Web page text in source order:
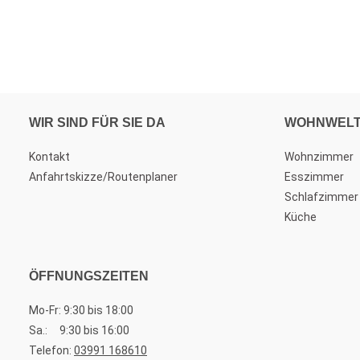
WIR SIND FÜR SIE DA
Kontakt
Anfahrtskizze/Routenplaner
Wohnzimmer
Esszimmer
Schlafzimmer
Küche
ÖFFNUNGSZEITEN
Mo-Fr: 9:30 bis 18:00
Sa.: 9:30 bis 16:00
Telefon: 03991 168610